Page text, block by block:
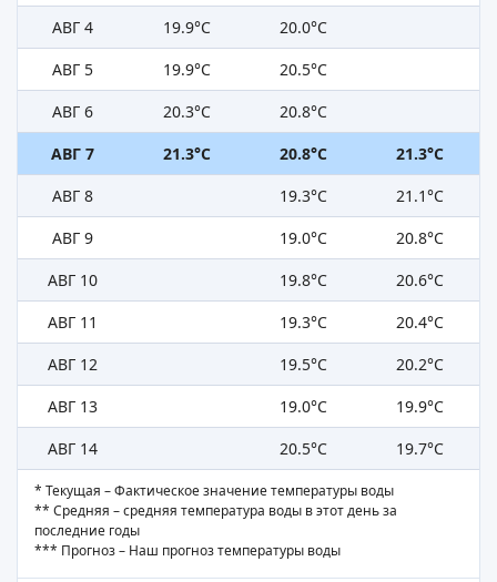
АВГ 4 19.9°C
20.0°C
АВГ 5
19.9°C
20.5°C
АВГ 6
20.3°C
20.8°C
АВГ 7
21.3°C 20.8°C
21.3°C
АВГ 8
19.3°C
21.1°C
АВГ 9
19.0°C
20.8°C
АВГ 10
19.8°C
20.6°C
АВГ 11
19.3°C
20.4°C
АВГ 12
19.5°C
20.2°C
АВГ 13
19.0°C
19.9°C
АВГ 14
20.5°C 19.7°C
* Текущая – Фактическое значение температуры воды
** Средняя – средняя температура воды в этот день за
последние годы
*** Прогноз – Наш прогноз температуры воды